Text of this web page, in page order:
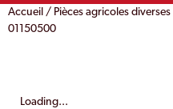
Accueil / Pièces agricoles diverses
01150500
Loading...